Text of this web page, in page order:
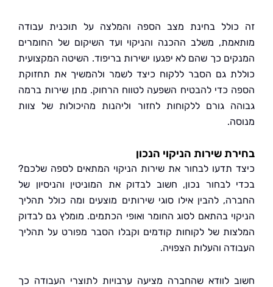
בחינת מצב הספה והמלצה על תוכנית עבודה
משלב ההכנה והניקוי ועד השיקום של החומרים
כך שהם לא יפגעו ישירות בריפוד. השיטה המקצועית
גם הסבר ללקוח כיצד לשמר ולהמשיך את תחזוקת
כדי להבטיח השפעה לטווח הרחוק. מתן שירות ברמה
גורם ללקוחות לחזור וליהנות מהיכולות של צוות
שירות הניקוי הנכון
תדעו לבחור את שירות הניקוי המתאים לספה שלכם?
לבחור נכון, חשוב לבדוק את המוניטין והניסיון של
להבין אילו סוגי שירותים מוצעים ומה כולל תהליך
בהתאם לסוג החומר ואופי הכתמים. מומלץ גם לבדוק
של לקוחות קודמים וקבלו הסבר מפורט על תהליך
והעלות הצפויה.
לוודא שהחברה מציעה ערבויות לתוצרי העבודה כך